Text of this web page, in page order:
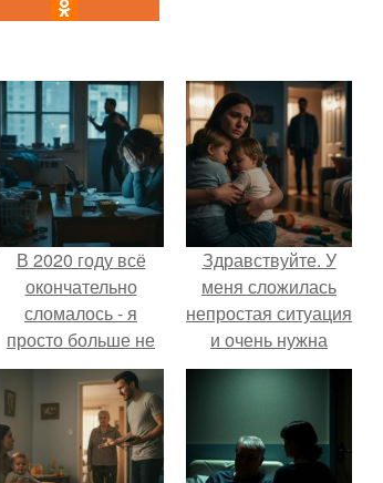
В 2020 году всё
окончательно
сломалось - я
просто больше не
тянула всё одна.
Здравствуйте. У
меня сложилась
непростая ситуация
и очень нужна
помощь со